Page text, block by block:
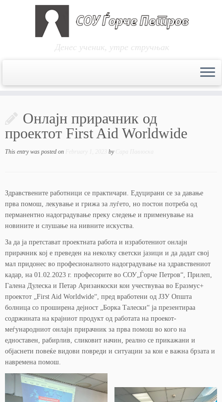
content
Денес ученик, утре стручњак
Онлајн прирачник од
проектот First Aid Worldwide
This entry was posted on by
Здравствените работници се практичари. Едуцирани се за давање
прва помош, лекување и грижа за луѓето, но постои потреба од
перманентно надоградување преку следење и применување на
новините и слушање на нивните искуства.
За да ја претстават проектната работа и изработениот онлајн
прирачник кој е преведен на неколку светски јазици и да дадат свој
мал придонес во професионалното надоградување на здравствениот
кадар, на 01.02.2023 г. професорите во СОУ„Ѓорче Петров“, Прилеп,
Галена Дулеска и Петар Аризанкоски кои учествуваа во Еразмус+
проектот „First Aid Worldwide“, пред вработени од ЈЗУ Општа
болница со проширена дејност „Борка Талески“ ја презентираа
содржината на крајниот продукт од работата на проекот-
меѓународниот онлајн прирачник за прва помош во кого на
едноставен, рабирлив, сликовит начин, реално се прикажани и
објаснети повеќе видови повреди и ситуации за кои е важна брзата и
навремена помош.